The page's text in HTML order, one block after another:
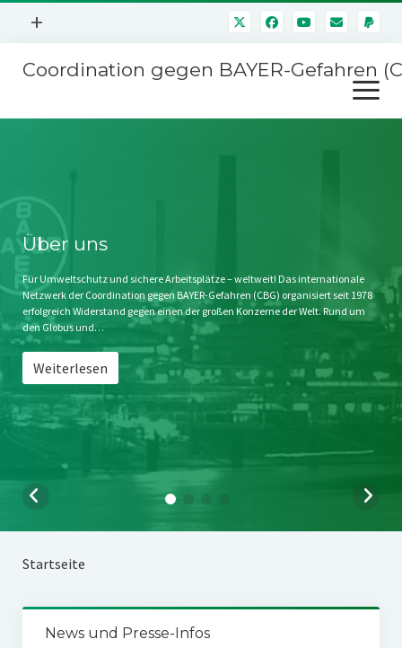
Menü
+
Mitmachen
Kontakt
Impressum
Störfälle
Coordination gegen BAYER-Gefahren
Menü
öffnen
Stichwort BAYER
Jahrestagung
SPENDEN
Über uns
Für Umweltschutz und sichere Arbeitsplätze – weltweit! Das internationale
Netzwerk der Coordination gegen BAYER-Gefahren (CBG) organisiert seit 1978
erfolgreich Widerstand gegen einen der großen Konzerne der Welt. Rund um
den Globus und…
Weiterlesen
Startseite
News und Presse-Infos